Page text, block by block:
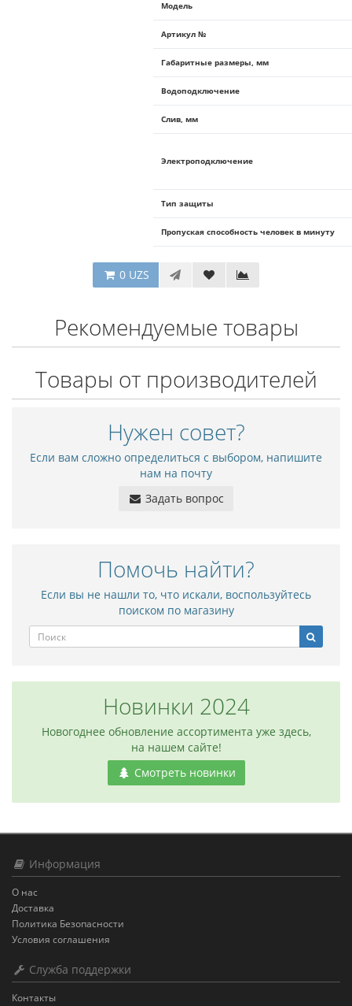
Модель
Артикул №
Габаритные размеры, мм
Водоподключение
Слив, мм
Электроподключение
Тип защиты
Пропуская способность человек в минуту
0 UZS
Рекомендуемые товары
Товары от производителей
Нужен совет?
Если вам сложно определиться с выбором, напишите
нам на почту
Задать вопрос
Помочь найти?
Если вы не нашли то, что искали, воспользуйтесь
поиском по магазину
Новинки 2024
Новогоднее обновление ассортимента уже здесь,
на нашем сайте!
Смотреть новинки
Информация
О нас
Доставка
Политика Безопасности
Условия соглашения
Служба поддержки
Контакты